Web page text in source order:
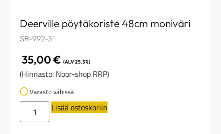
Deerville pöytäkoriste 48cm moniväri
SR-992-31
35,00€ (ALV 25.5%)
(Hinnasto: Noor-shop RRP)
Varasto vähissä
Lisää ostoskoriin